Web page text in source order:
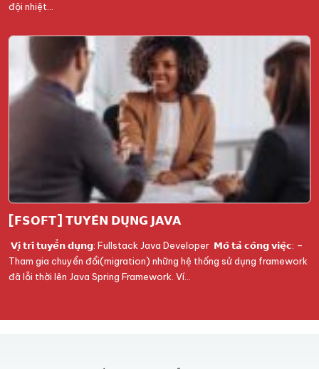
đội nhiệt…
[𝗙𝗦𝗢𝗙𝗧] 𝗧𝗨𝗬𝗘̂̉𝗡 𝗗𝗨̣𝗡𝗚 𝗝𝗔𝗩𝗔
𝗩𝗶̣ 𝘁𝗿𝗶́ 𝘁𝘂𝘆𝗲̂̉𝗻 𝗱𝘂̣𝗻𝗴: Fullstack Java Developer 𝗠𝗼̂ 𝘁𝗮̉ 𝗰𝗼̂𝗻𝗴 𝘃𝗶𝗲̣̂𝗰: –
Tham gia chuyển đổi(migration) những hệ thống sử dụng framework
đã lỗi thời lên Java Spring Framework. Ví…